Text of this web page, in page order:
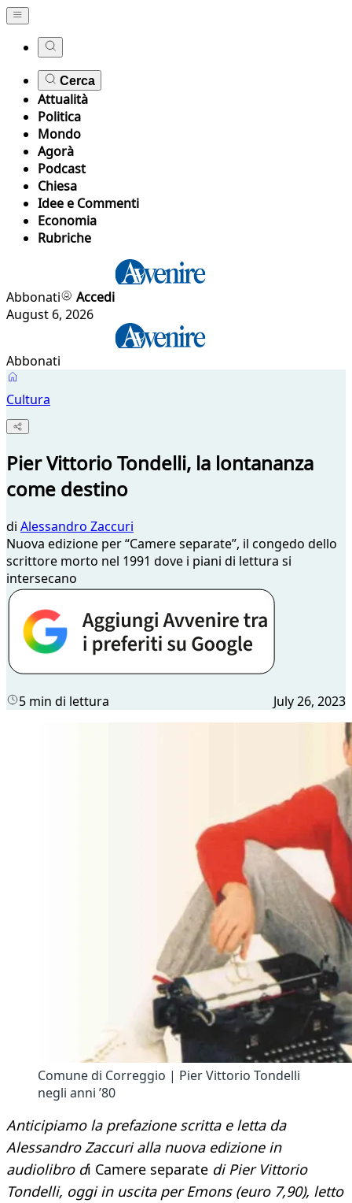
Cerca
Attualità
Politica
Mondo
Agorà
Podcast
Chiesa
Idee e Commenti
Economia
Rubriche
Abbonati
Accedi
August 6, 2026
Abbonati
Cultura
Pier Vittorio Tondelli, la lontananza
come destino
di Alessandro Zaccuri
Nuova edizione per “Camere separate”, il congedo dello
scrittore morto nel 1991 dove i piani di lettura si
intersecano
5 min di lettura July 26, 2023
Comune di Correggio | Pier Vittorio Tondelli
negli anni ’80
Anticipiamo la prefazione scritta e letta da
Alessandro Zaccuri alla nuova edizione in
audiolibro di Camere separate di Pier Vittorio
Tondelli, oggi in uscita per Emons (euro 7,90), letto